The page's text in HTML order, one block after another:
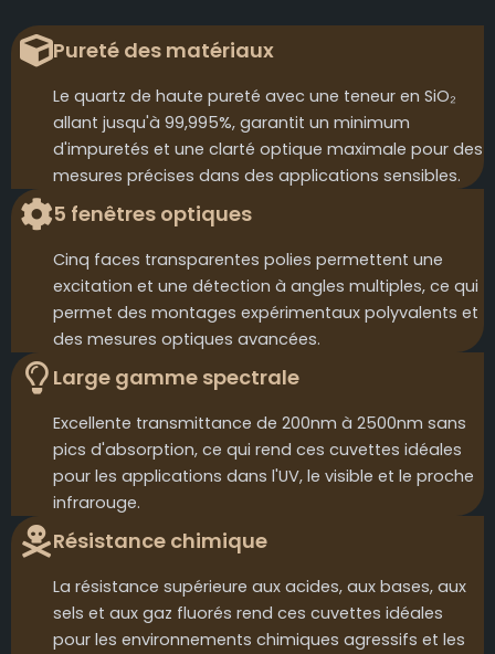
Pureté des matériaux
Le quartz de haute pureté avec une teneur en SiO₂
allant jusqu'à 99,995%, garantit un minimum
d'impuretés et une clarté optique maximale pour des
mesures précises dans des applications sensibles.
5 fenêtres optiques
Cinq faces transparentes polies permettent une
excitation et une détection à angles multiples, ce qui
permet des montages expérimentaux polyvalents et
des mesures optiques avancées.
Large gamme spectrale
Excellente transmittance de 200nm à 2500nm sans
pics d'absorption, ce qui rend ces cuvettes idéales
pour les applications dans l'UV, le visible et le proche
infrarouge.
Résistance chimique
La résistance supérieure aux acides, aux bases, aux
sels et aux gaz fluorés rend ces cuvettes idéales
pour les environnements chimiques agressifs et les